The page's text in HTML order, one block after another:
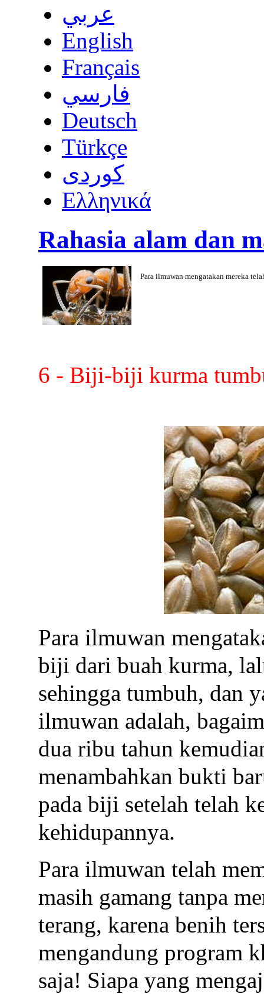
عربي
English
Français
فارسي
Deutsch
Türkçe
كوردى
Ελληνικά
Rahasia alam dan
Para ilmuwan mengatakan mereka
6 - Biji-biji kurma
Para ilmuwan
biji dari buah kurma,
sehingga tumbuh, dan
ilmuwan adalah,
dua ribu tahun
menambahkan bukti
pada biji setelah telah
kehidupannya.
Para ilmuwan telah
masih gamang tanpa
terang, karena benih
mengandung program
saja! Siapa yang